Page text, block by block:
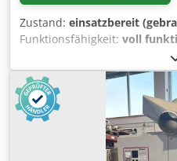
Zustand: einsatzbereit
Funktionsfähigkeit: voll
elektrisch,
TM Dcodpfx Acjzd Ayleljk
Kalibrier- und
Schreinerei/Manufaktur,
und Lackschliff Arbeitsbreite
Tischhöhe, motorische